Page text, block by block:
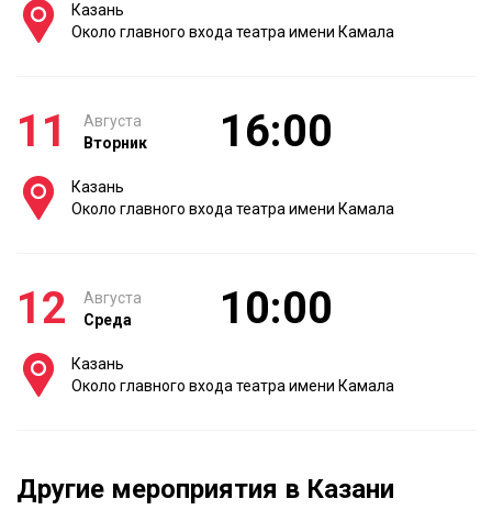
Казань
Около главного входа театра имени Камала
11
Августа
Вторник
16:00
Казань
Около главного входа театра имени Камала
12
Августа
Среда
10:00
Казань
Около главного входа театра имени Камала
Другие мероприятия в Казани